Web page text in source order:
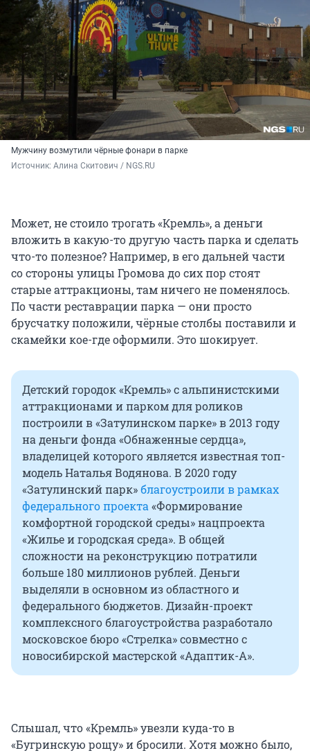
Мужчину возмутили чёрные фонари в парке
Источник: Алина Скитович / NGS.RU
Может, не стоило трогать «Кремль», а деньги
вложить в какую-то другую часть парка и сделать
что-то полезное? Например, в его дальней части
со стороны улицы Громова до сих пор стоят
старые аттракционы, там ничего не поменялось.
По части реставрации парка — они просто
брусчатку положили, чёрные столбы поставили и
скамейки кое-где оформили. Это шокирует.
Детский городок «Кремль» с альпинистскими
аттракционами и парком для роликов
построили в «Затулинском парке» в 2013 году
на деньги фонда «Обнаженные сердца»,
владелицей которого является известная топ-
модель Наталья Водянова. В 2020 году
«Затулинский парк»благоустроили в рамках
федерального проекта«Формирование
комфортной городской среды» нацпроекта
«Жилье и городская среда». В общей
сложности на реконструкцию потратили
больше 180 миллионов рублей. Деньги
выделяли в основном из областного и
федерального бюджетов. Дизайн-проект
комплексного благоустройства разработало
московское бюро «Стрелка» совместно с
новосибирской мастерской «Адаптик-А».
Слышал, что «Кремль» увезли куда-то в
«Бугринскую рощу» и бросили. Хотя можно было,